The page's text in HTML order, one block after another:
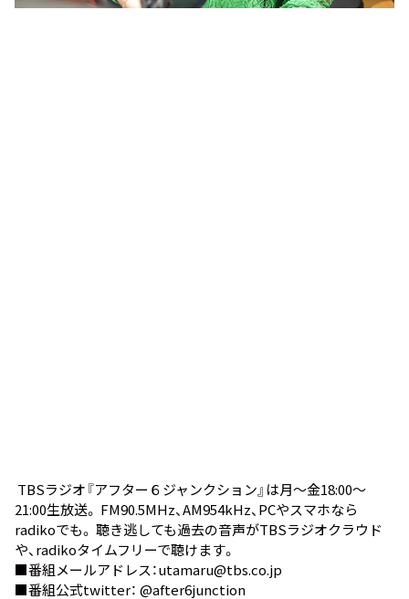
TBSラジオ『アフター６ジャンクション』は月～金18:00～
21:00生放送。 FM90.5MHz、AM954kHz、PCやスマホなら
radikoでも。 聴き逃しても過去の音声がTBSラジオクラウド
や、 radikoタイムフリーで聴けます。
■番組メールアドレス：utamaru@tbs.co.jp
■番組公式twitter： @after6junction